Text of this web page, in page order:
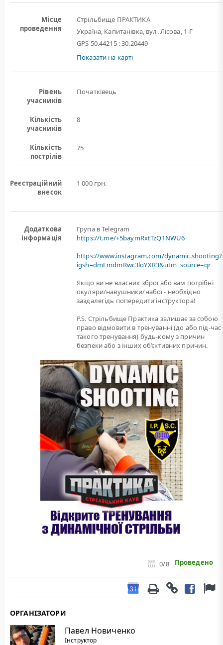
Місце
проведення
Стрільбище ПРАКТИКА
Україна, Капитанівка, вул. Лісова, 1-Г
GPS 50.44215 : 30.20449
Показати на карті
Рівень
учасників
Початківець
Кількість
учасників
8
Кількість
пострілів
75
Реєстраційний
внесок
1 000 грн.
Додаткова
інформація
Група в Telegram
https://t.me/+5baymRxtTzQ1NWU6
https://www.instagram.com/dynamic.shooting?
igsh=dmFmdmRwc3loYXR3&utm_source=qr
Якщо ви не власник зброї або вам потрiбнi
окуляри/навушники/набої - необхідно
заздалегідь попередити інструктора!
P.S. Стрільбище Практика залишає за собою
право відмовити в тренуванні (до або під-час
такого тренування) будь-кому з причин
безпеки або з інших об’єктивних причин.
0/8 Проведено
ОРГАНІЗАТОРИ
Павел Новиченко
Інструктор